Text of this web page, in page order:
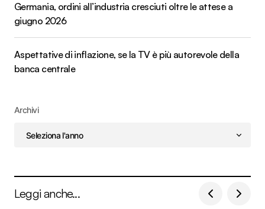
Germania, ordini all’industria cresciuti oltre le attese a
giugno 2026
Aspettative di inflazione, se la TV è più autorevole della
banca centrale
Archivi
Leggi anche...